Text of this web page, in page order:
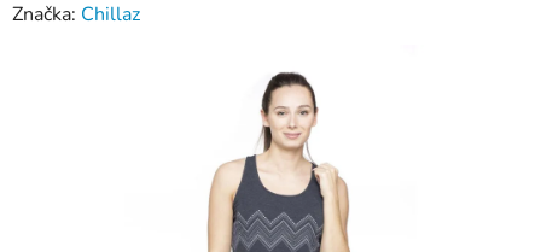
Značka: Chillaz